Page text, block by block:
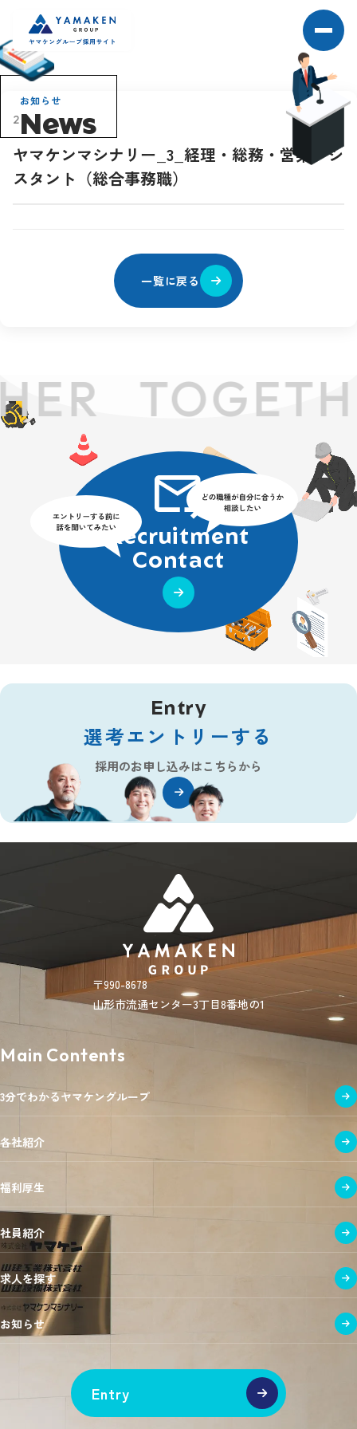
お知らせ
News
2026.06.10
ヤマケンマシナリー_3_経理・総務・営業アシ
スタント（総合事務職）
一覧に戻る
Recruitment
Contact
Entry
選考エントリーする
採用のお申し込みはこちらから
〒990-8678
山形市流通センター3丁目8番地の1
Main Contents
3分でわかるヤマケングループ
各社紹介
福利厚生
社員紹介
求人を探す
お知らせ
Entry